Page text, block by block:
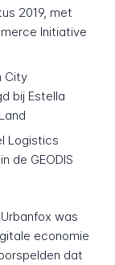
2019, met
Initiative
City
bij Estella
Logistics
de GEODIS
was
economie
dat